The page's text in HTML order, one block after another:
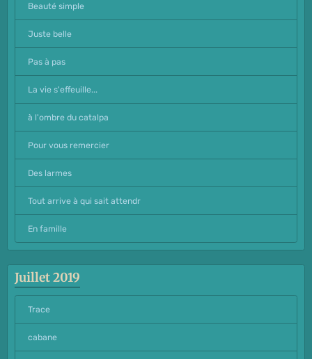
Beauté simple
Juste belle
Pas à pas
La vie s'effeuille...
à l'ombre du catalpa
Pour vous remercier
Des larmes
Tout arrive à qui sait attendr
En famille
Juillet 2019
Trace
cabane